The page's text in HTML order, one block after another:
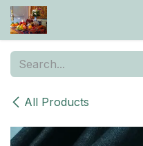
Skip to Content
All Products